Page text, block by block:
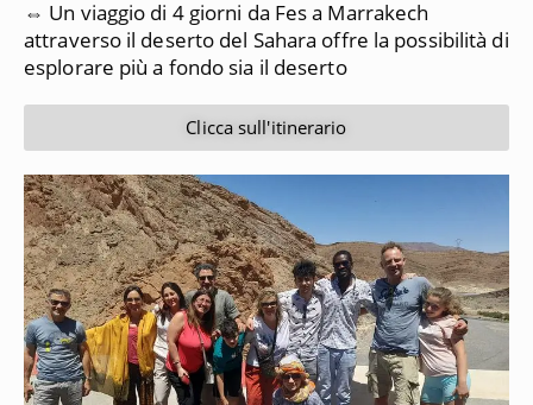
⇔ Un viaggio di 4 giorni da Fes a Marrakech
attraverso il deserto del Sahara offre la possibilità di
esplorare più a fondo sia il deserto
Clicca sull'itinerario